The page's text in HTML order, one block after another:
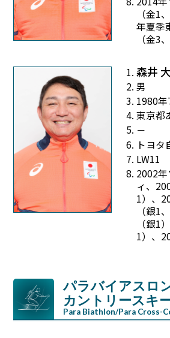
（金1
年夏季
（金3
森井
男
1980
東京都
－
トヨタ
LW11
2002
ィ、
1）、
（銀1
（銀1
1）、
パラバイアスロ
カントリースキ
Para Biathlon/Para Cross-